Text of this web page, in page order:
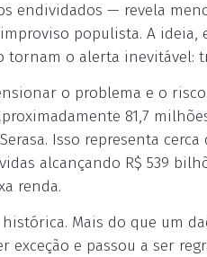
endividados — revela
populista. A ideia,
tornam o alerta inevitável:
o problema e o
81,7
Isso representa
alcançando R$ 539
renda.
Mais do que um
exceção e passou a ser